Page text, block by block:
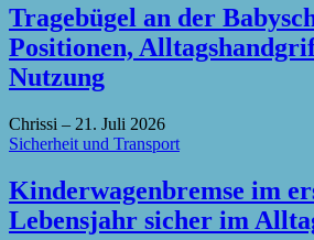
Tragebügel an der
Positionen,
Nutzung
Chrissi – 21. Juli 2026
Sicherheit und Transport
Kinderwagenbremse im
Lebensjahr sicher im